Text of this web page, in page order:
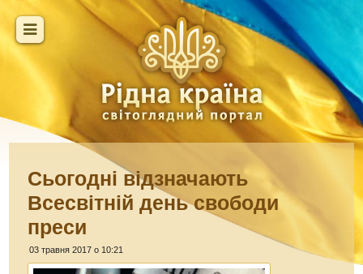
Сьогодні відзначають
Всесвітній день свободи
преси
03 травня 2017 о 10:21